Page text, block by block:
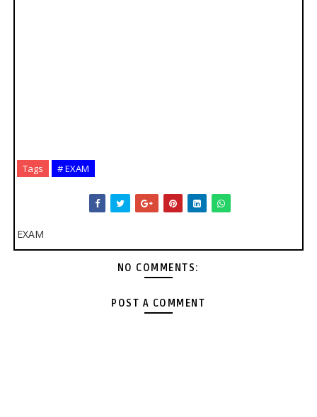
Tags # EXAM
EXAM
NO COMMENTS:
POST A COMMENT